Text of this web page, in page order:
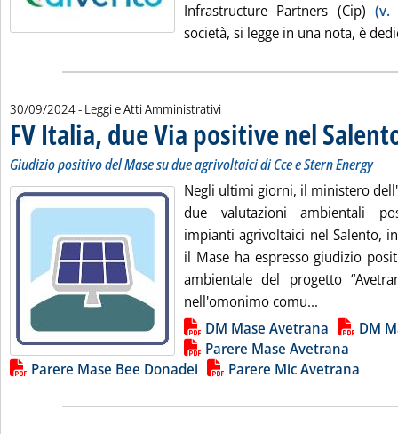
Infrastructure Partners (Cip) (v.
società, si legge in una nota, è
30/09/2024- Leggi e Atti Amministrativi
FV Italia, due Via positive nel
Giudizio positivo del Mase su due agrivoltaici di Cce e Stern Energy
Negli ultimi giorni, il ministero
due valutazioni ambientali
impianti agrivoltaici nel Salento,
il Mase ha espresso giudizio
ambientale del progetto
nell'omonimo comu...
Lista allegati PDF alla notiziaDM Mase Avetrana
DM
Parere Mase Avetrana
Parere Mase Bee Donadei
Parere Mic Avetrana